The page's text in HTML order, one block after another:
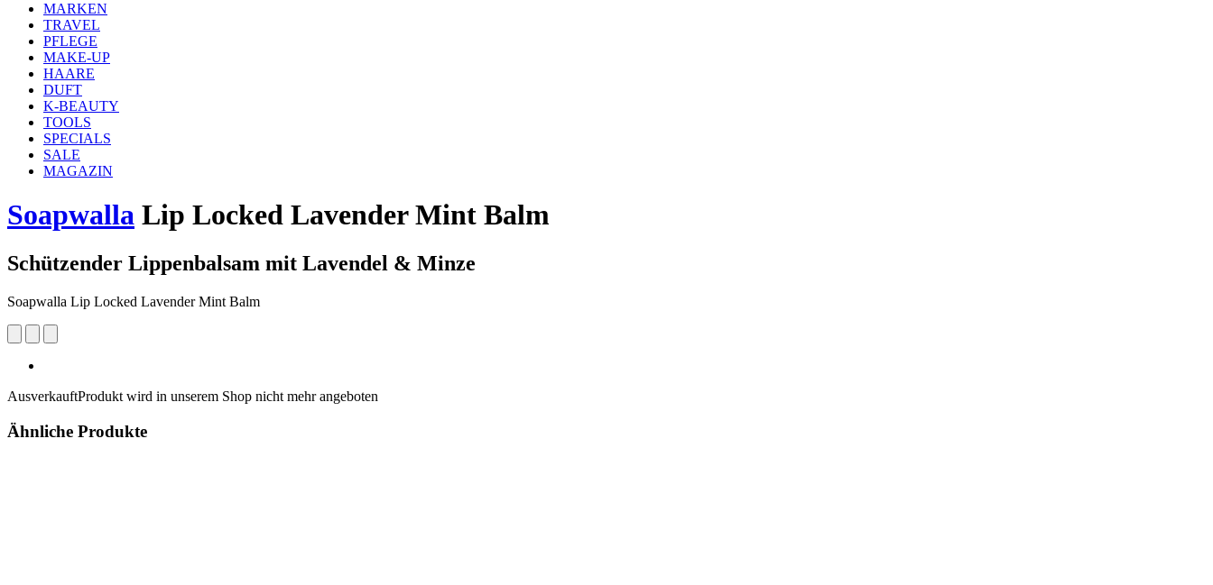
MARKEN
TRAVEL
PFLEGE
MAKE-UP
HAARE
DUFT
K-BEAUTY
TOOLS
SPECIALS
SALE
MAGAZIN
Soapwalla Lip Locked Lavender Mint Balm
Schützender Lippenbalsam mit Lavendel & Minze
Soapwalla Lip Locked Lavender Mint Balm
AusverkauftProdukt wird in unserem Shop nicht mehr angeboten
Ähnliche Produkte